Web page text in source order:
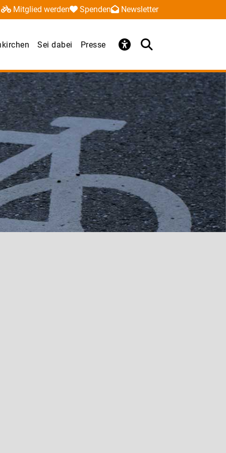
Mitglied werden Spenden Newsletter
Sei dabei Presse